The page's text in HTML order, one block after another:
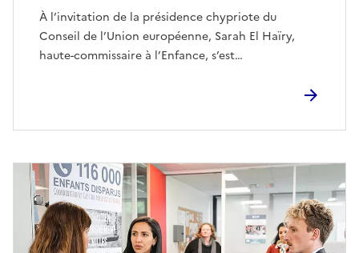
À l’invitation de la présidence chypriote du
Conseil de l’Union européenne, Sarah El Haïry,
haute-commissaire à l’Enfance, s’est…